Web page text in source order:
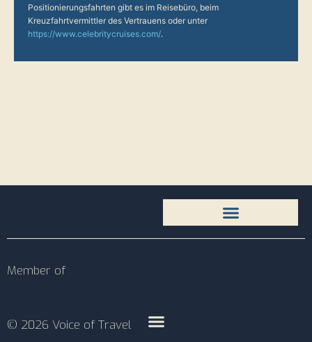
Positionierungsfahrten gibt es im Reisebüro, beim
Kreuzfahrtvermittler des Vertrauens oder unter
https://www.celebritycruises.com/.
Member of
© 2026 Voice of Travel